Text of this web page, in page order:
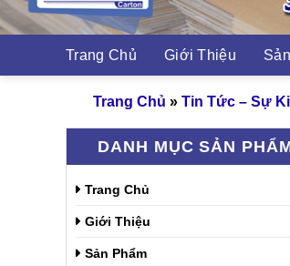
Trang Chủ Giới Thiệu
Trang Chủ » Tin Tức – Sự
DANH MỤC SẢN
Trang Chủ
Giới Thiệu
Sản Phẩm